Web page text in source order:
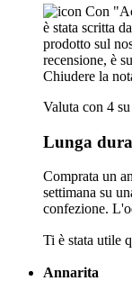
Con
è stata scritta
prodotto sul
recensione, è
Chiudere la
Valuta con 4
Lunga
Comprata un
settimana su
confezione.
Ti è stata utile
Annarita